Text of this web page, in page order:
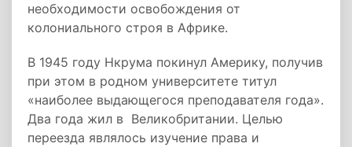
необходимости освобождения от
колониального строя в Африке.
В 1945 году Нкрума покинул Америку, получив
при этом в родном университете титул
«наиболее выдающегося преподавателя года».
Два года жил в Великобритании. Целью
переезда являлось изучение права и